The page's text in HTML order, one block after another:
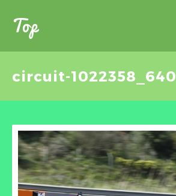
Top
circuit-1022358_640